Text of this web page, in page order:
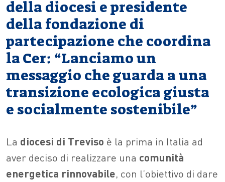
della diocesi e presidente
della fondazione di
partecipazione che coordina
la Cer: “Lanciamo un
messaggio che guarda a una
transizione ecologica giusta
e socialmente sostenibile”
La diocesi di Treviso è la prima in Italia ad
aver deciso di realizzare una comunità
energetica rinnovabile, con l’obiettivo di dare